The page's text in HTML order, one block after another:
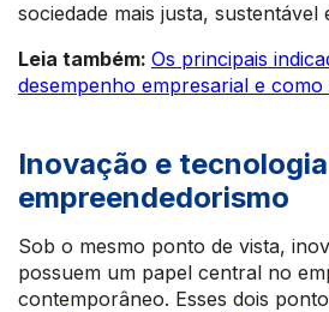
sociedade mais justa, sustentável
Leia também: Os principais
desempenho empresarial e como
Inovação e
empreendedorismo
Sob o mesmo ponto de vista,
possuem um papel central no
contemporâneo. Esses dois